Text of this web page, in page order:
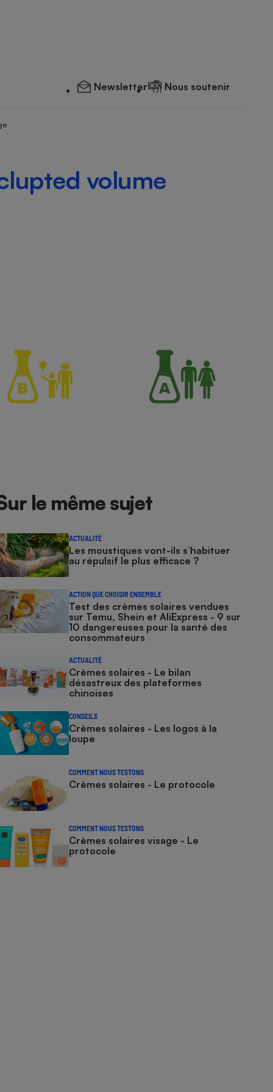
Newsletter Nous soutenir
volume
le même sujet
ACTUALITÉ
Les moustiques vont-ils s’habituer
au répulsif le plus efficace ?
ACTION QUE CHOISIR ENSEMBLE
Test des crèmes solaires vendues
sur Temu, Shein et AliExpress - 9 sur
10 dangereuses pour la santé des
consommateurs
ACTUALITÉ
Crèmes solaires - Le bilan
désastreux des plateformes
chinoises
CONSEILS
Crèmes solaires - Les logos à la
loupe
COMMENT NOUS TESTONS
Crèmes solaires - Le protocole
COMMENT NOUS TESTONS
Crèmes solaires visage - Le
protocole